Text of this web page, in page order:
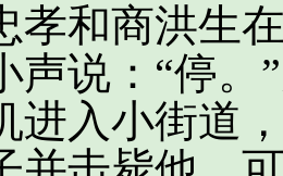
和商洪生在
声说：“停。
进入小街道